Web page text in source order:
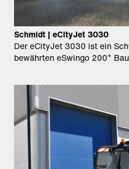
Schmidt | eCityJet 3030
Der eCityJet 3030 ist ein
bewährten eSwingo 200+